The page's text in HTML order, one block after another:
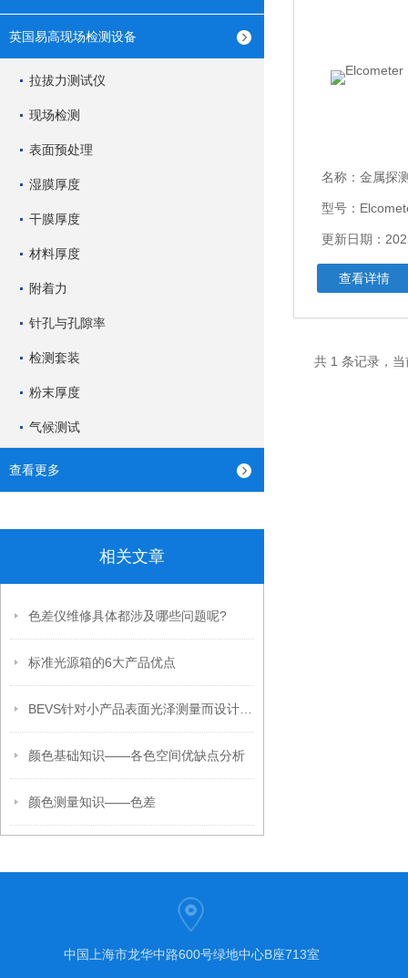
英国易高现场检测设备
拉拔力测试仪
现场检测
表面预处理
湿膜厚度
干膜厚度
材料厚度
附着力
针孔与孔隙率
检测套装
粉末厚度
气候测试
查看更多
相关文章
色差仪维修具体都涉及哪些问题呢?
标准光源箱的6大产品优点
颜色基础知识——各色空间优缺点分析
颜色测量知识——色差
名称： 金属探
型号：
更新日期：
查看详情
共 1 条记录，
中国上海市龙华中路600号绿地中心B座713室